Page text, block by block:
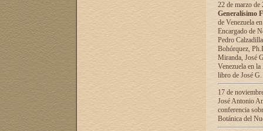
22 de marzo
Generalísimo
de Venezuela
Encargado de
Pedro
Bohórquez,
Miranda, José
Venezuela en
libro de José
17 de
José Antonio
conferencia
Botánica del